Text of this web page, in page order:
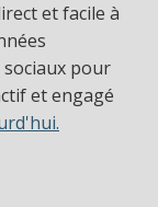
et facile à
pour
et engagé